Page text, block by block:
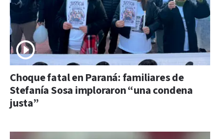
Choque fatal en Paraná: familiares de
Stefanía Sosa imploraron “una condena
justa”